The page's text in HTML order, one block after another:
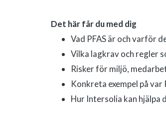
Det här får du med dig
Vad PFAS är och varför
Vilka lagkrav och regler
Risker för miljö,
Konkreta exempel på
Hur Intersolia kan hjälpa